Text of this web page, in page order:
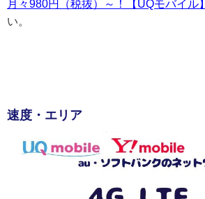
月々980円（税抜）～！【UQモバイル】
い。
速度・エリア